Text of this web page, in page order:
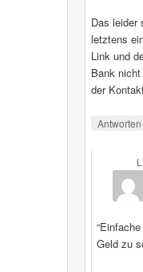
Das leider
letztens
Link und
Bank
der
Antworten
Geld zu